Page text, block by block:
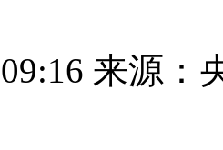
来源：